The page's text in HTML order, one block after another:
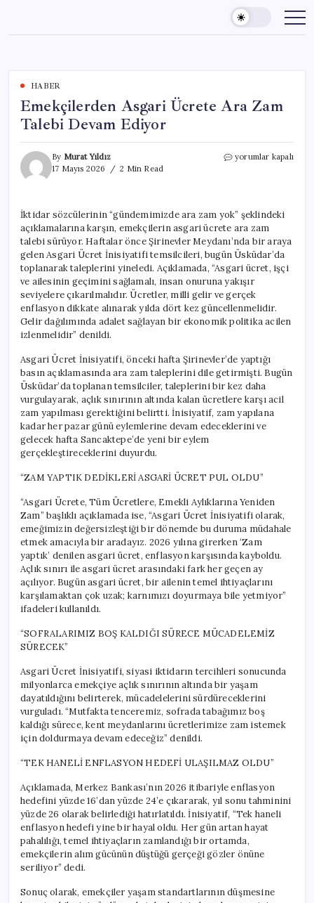
content
HABER
Emekçilerden Asgari Ücrete Ara Zam
Talebi Devam Ediyor
By Murat Yıldız
17 Mayıs 2026
2 Min Read
Emekçilerden
Talebi
Devam
Ediyor
için
yorumlar kapalı
İktidar sözcülerinin “gündemimizde ara zam yok” şeklindeki
açıklamalarına karşın, emekçilerin asgari ücrete ara zam
talebi sürüyor. Haftalar önce Şirinevler Meydanı’nda bir araya
gelen Asgari Ücret İnisiyatifi temsilcileri, bugün Üsküdar’da
toplanarak taleplerini yineledi. Açıklamada, “Asgari ücret, işçi
ve ailesinin geçimini sağlamalı, insan onuruna yakışır
seviyelere çıkarılmalıdır. Ücretler, milli gelir ve gerçek
enflasyon dikkate alınarak yılda dört kez güncellenmelidir.
Gelir dağılımında adalet sağlayan bir ekonomik politika acilen
izlenmelidir” denildi.
Asgari Ücret İnisiyatifi, önceki hafta Şirinevler’de yaptığı
basın açıklamasında ara zam taleplerini dile getirmişti. Bugün
Üsküdar’da toplanan temsilciler, taleplerini bir kez daha
vurgulayarak, açlık sınırının altında kalan ücretlere karşı acil
zam yapılması gerektiğini belirtti. İnisiyatif, zam yapılana
kadar her pazar günü eylemlerine devam edeceklerini ve
gelecek hafta Sancaktepe’de yeni bir eylem
gerçekleştireceklerini duyurdu.
“ZAM YAPTIK DEDİKLERİ ASGARİ ÜCRET PUL OLDU”
“Asgari Ücrete, Tüm Ücretlere, Emekli Aylıklarına Yeniden
Zam” başlıklı açıklamada ise, “Asgari Ücret İnisiyatifi olarak,
emeğimizin değersizleştiği bir dönemde bu duruma müdahale
etmek amacıyla bir aradayız. 2026 yılına girerken ‘Zam
yaptık’ denilen asgari ücret, enflasyon karşısında kayboldu.
Açlık sınırı ile asgari ücret arasındaki fark her geçen ay
açılıyor. Bugün asgari ücret, bir ailenin temel ihtiyaçlarını
karşılamaktan çok uzak; karnımızı doyurmaya bile yetmiyor”
ifadeleri kullanıldı.
“SOFRALARIMIZ BOŞ KALDIĞI SÜRECE MÜCADELEMİZ
SÜRECEK”
Asgari Ücret İnisiyatifi, siyasi iktidarın tercihleri sonucunda
milyonlarca emekçiye açlık sınırının altında bir yaşam
dayatıldığını belirterek, mücadelelerini sürdüreceklerini
vurguladı. “Mutfakta tenceremiz, sofrada tabağımız boş
kaldığı sürece, kent meydanlarını ücretlerimize zam istemek
için doldurmaya devam edeceğiz” denildi.
“TEK HANELİ ENFLASYON HEDEFİ ULAŞILMAZ OLDU”
Açıklamada, Merkez Bankası’nın 2026 itibariyle enflasyon
hedefini yüzde 16’dan yüzde 24’e çıkararak, yıl sonu tahminini
yüzde 26 olarak belirlediği hatırlatıldı. İnisiyatif, “Tek haneli
enflasyon hedefi yine bir hayal oldu. Her gün artan hayat
pahalılığı, temel ihtiyaçların zamlandığı bir ortamda,
emekçilerin alım gücünün düştüğü gerçeği gözler önüne
seriliyor” dedi.
Sonuç olarak, emekçiler yaşam standartlarının düşmesine